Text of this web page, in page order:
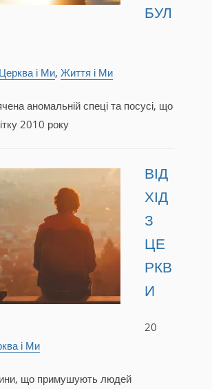
БУЛ
Церква і Ми, Життя і Ми
аномальній спеці та посусі, що
2010 року
ВІД
ХІД
З
ЦЕ
РКВ
И
20
і Ми
що примушують людей